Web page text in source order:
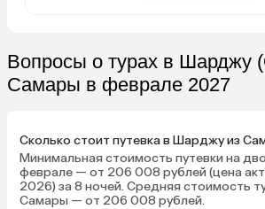
Вопросы о турах в Шарджу
Самары в феврале 2027
Сколько стоит путевка в Шарджу из
Минимальная стоимость путевки на
феврале — от 206 008 рублей (цена
2026) за 8 ночей. Средняя стоимость
Самары — от 206 008 рублей.